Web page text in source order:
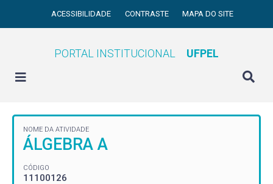
ACESSIBILIDADE CONTRASTE MAPA DO SITE
PORTAL INSTITUCIONAL UFPEL
NOME DA ATIVIDADE
ÁLGEBRA A
CÓDIGO
11100126